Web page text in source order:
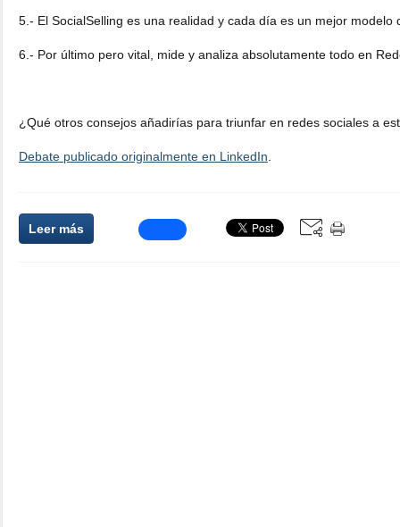
5.- El SocialSelling es una realidad y cada día es un mejor modelo
6.- Por último pero vital, mide y analiza absolutamente todo en
¿Qué otros consejos añadirías para triunfar en redes sociales a
Debate publicado originalmente en LinkedIn
Leer más